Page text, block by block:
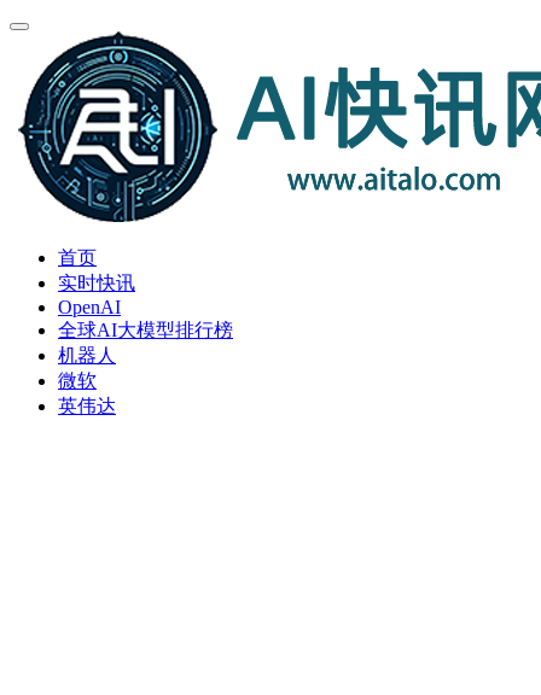
首页
实时快讯
OpenAI
全球AI大模型排行榜
机器人
微软
英伟达